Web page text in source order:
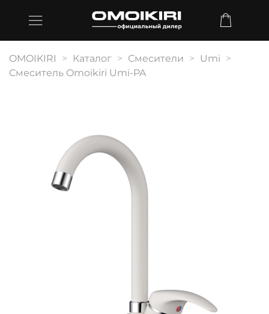
OMOIKIRI Каталог Смесители
Umi
Смеситель Omoikiri Umi-PA